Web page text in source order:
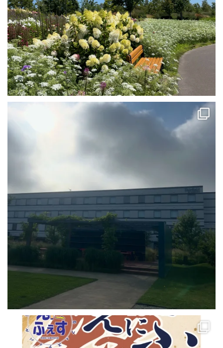
#フェアフィールドバイマリオット #道の駅 #花ロードえにわ #ポケモンマン
＼＼ 8/8 えにフェス はなふる ／／
こんばんは！✨️
...